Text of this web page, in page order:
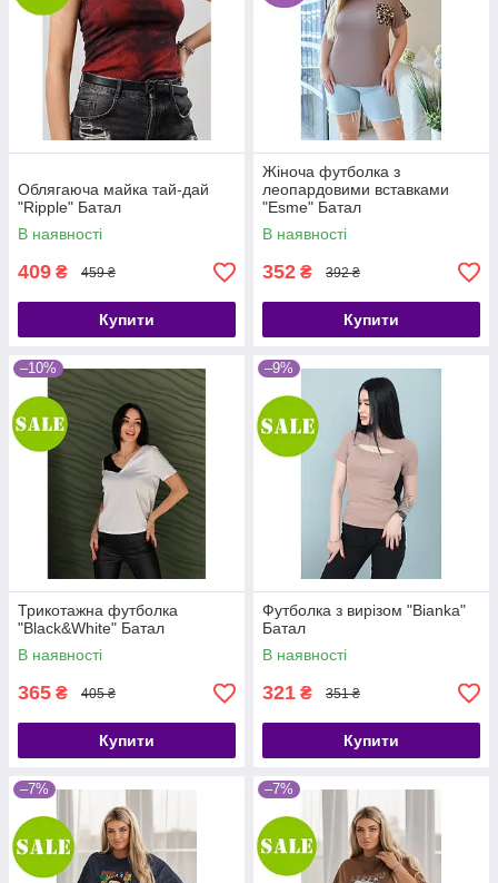
Облягаюча майка тай-дай
"Ripple" Батал
В наявності
409 ₴ 459 ₴
Купити
Жіноча футболка з
леопардовими вставками
"Esme" Батал
В наявності
352 ₴ 392 ₴
Купити
–10%
Трикотажна футболка
"Black&White" Батал
В наявності
365 ₴ 405 ₴
Купити
–9%
Футболка з вирізом "Bianka"
Батал
В наявності
321 ₴ 351 ₴
Купити
–7% –7%